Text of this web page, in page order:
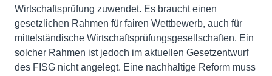
Wirtschaftsprüfung zuwendet. Es braucht einen
gesetzlichen Rahmen für fairen Wettbewerb, auch für
mittelständische Wirtschaftsprüfungsgesellschaften. Ein
solcher Rahmen ist jedoch im aktuellen Gesetzentwurf
des FISG nicht angelegt. Eine nachhaltige Reform muss